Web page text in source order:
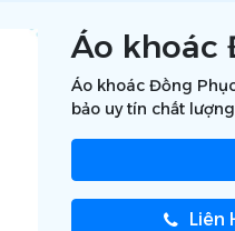
Áo khoác
Áo khoác Đồng
bảo uy tín chất
Liên